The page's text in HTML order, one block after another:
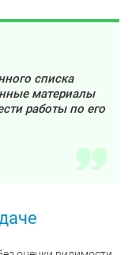
списка
материалы
работы по его